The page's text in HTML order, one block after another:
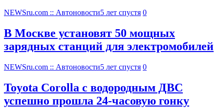
NEWSru.com :: Автоновости5 лет спустя 0
В Москве установят 50 мощных
зарядных станций для электромобилей
NEWSru.com :: Автоновости5 лет спустя 0
Toyota Corolla с водородным ДВС
успешно прошла 24-часовую гонку